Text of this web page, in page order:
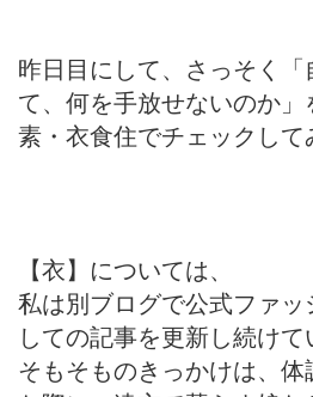
昨日目にして、さっそく
て、何を手放せないのか
素・衣食住でチェックして
【衣】については、
私は別ブログで公式ファッ
しての記事を更新し続けて
そもそものきっかけは、